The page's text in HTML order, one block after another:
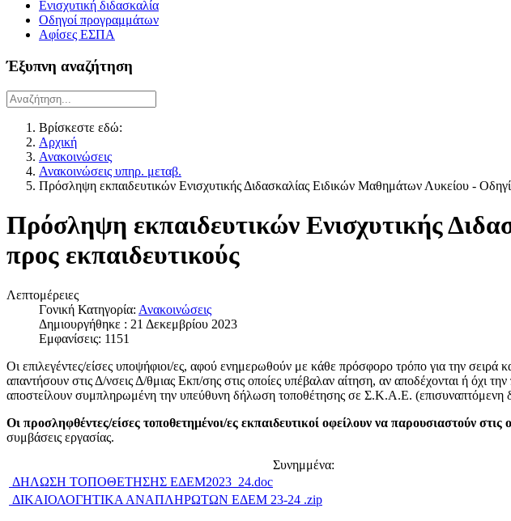
Ενισχυτική διδασκαλία
Οδηγοί προγραμμάτων
Αφίσες ΕΣΠΑ
Έξυπνη αναζήτηση
Βρίσκεστε εδώ:
Αρχική
Ανακοινώσεις
Ανακοινώσεις υπηρ. μεταβ.
Πρόσληψη εκπαιδευτικών Ενισχυτικής Διδασκαλίας Ειδικών Μαθημάτων Λυκείου -
Πρόσληψη εκπαιδευτικών Ενισχυτικής
προς εκπαιδευτικούς
Λεπτομέρειες
Γονική Κατηγορία: Ανακοινώσεις
Δημιουργήθηκε : 21 Δεκεμβρίου 2023
Εμφανίσεις: 1151
Οι επιλεγέντες/είσες υποψήφιοι/ες, αφού ενημερωθούν με κάθε πρόσφορο τρόπο για την σειρά
απαντήσουν στις Δ/νσεις Δ/θμιας Εκπ/σης στις οποίες υπέβαλαν αίτηση, αν αποδέχονται ή
αποστείλουν συμπληρωμένη την υπεύθυνη δήλωση τοποθέτησης σε Σ.Κ.Α.Ε. (επισυναπτόμενη
Οι προσληφθέντες/είσες τοποθετημένοι/ες εκπαιδευτικοί οφείλουν να παρουσιαστούν
συμβάσεις εργασίας.
Συνημμένα:
ΔΗΛΩΣΗ ΤΟΠΟΘΕΤΗΣΗΣ ΕΔΕΜ2023_24.doc
ΔΙΚΑΙΟΛΟΓΗΤΙΚΑ ΑΝΑΠΛΗΡΩΤΩΝ ΕΔΕΜ 23-24 .zip